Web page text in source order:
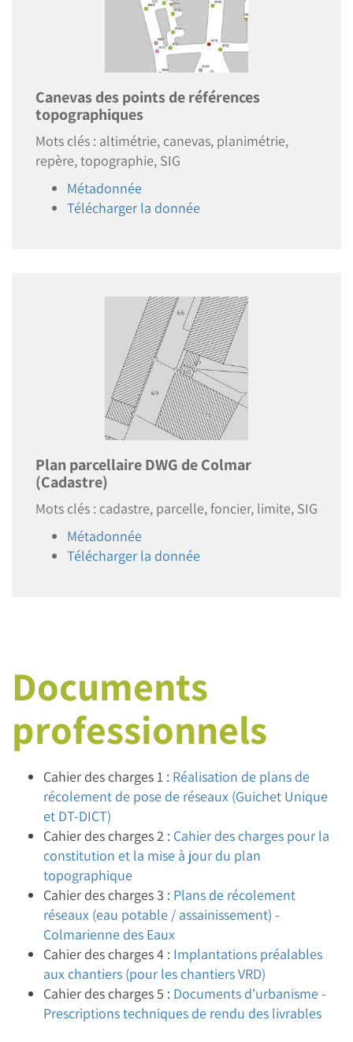
Canevas des points de références
topographiques
Mots clés : altimétrie, canevas, planimétrie,
repère, topographie, SIG
Métadonnée
Télécharger la donnée
Plan parcellaire DWG de Colmar
(Cadastre)
Mots clés : cadastre, parcelle, foncier, limite, SIG
Métadonnée
Télécharger la donnée
Documents
professionnels
Cahier des charges 1 : Réalisation de plans de
récolement de pose de réseaux (Guichet Unique
et DT-DICT)
Cahier des charges 2 : Cahier des charges pour la
constitution et la mise à jour du plan
topographique
Cahier des charges 3 : Plans de récolement
réseaux (eau potable / assainissement) -
Colmarienne des Eaux
Cahier des charges 4 : Implantations préalables
aux chantiers (pour les chantiers VRD)
Cahier des charges 5 : Documents d'urbanisme -
Prescriptions techniques de rendu des livrables